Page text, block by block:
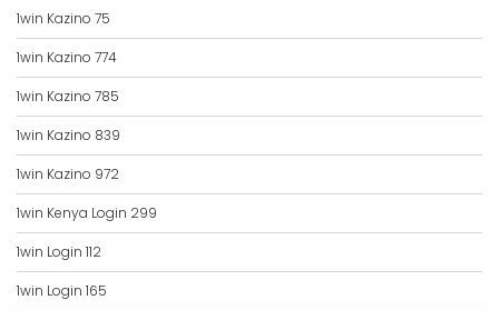
1win Kazino 75
1win Kazino 774
1win Kazino 785
1win Kazino 839
1win Kazino 972
1win Kenya Login 299
1win Login 112
1win Login 165